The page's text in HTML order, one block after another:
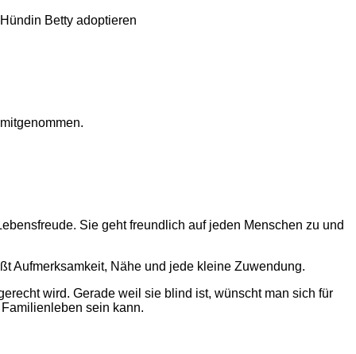
Sie geht freundlich auf jeden Menschen zu und
Aufmerksamkeit, Nähe und jede kleine Zuwendung.
wird. Gerade weil sie blind ist, wünscht man sich für
sein kann.